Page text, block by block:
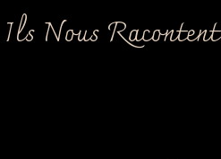
Ils Nous